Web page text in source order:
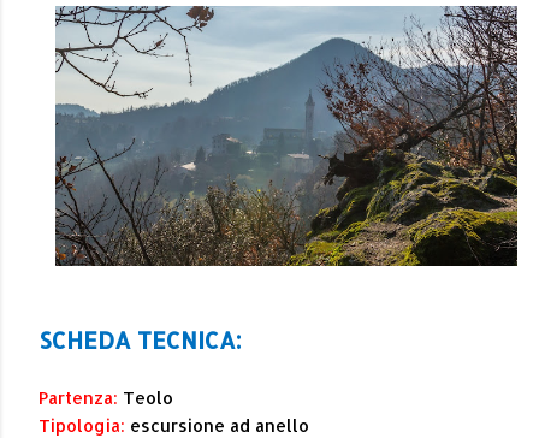
SCHEDA TECNICA:
Partenza: Teolo
Tipologia: escursione ad anello